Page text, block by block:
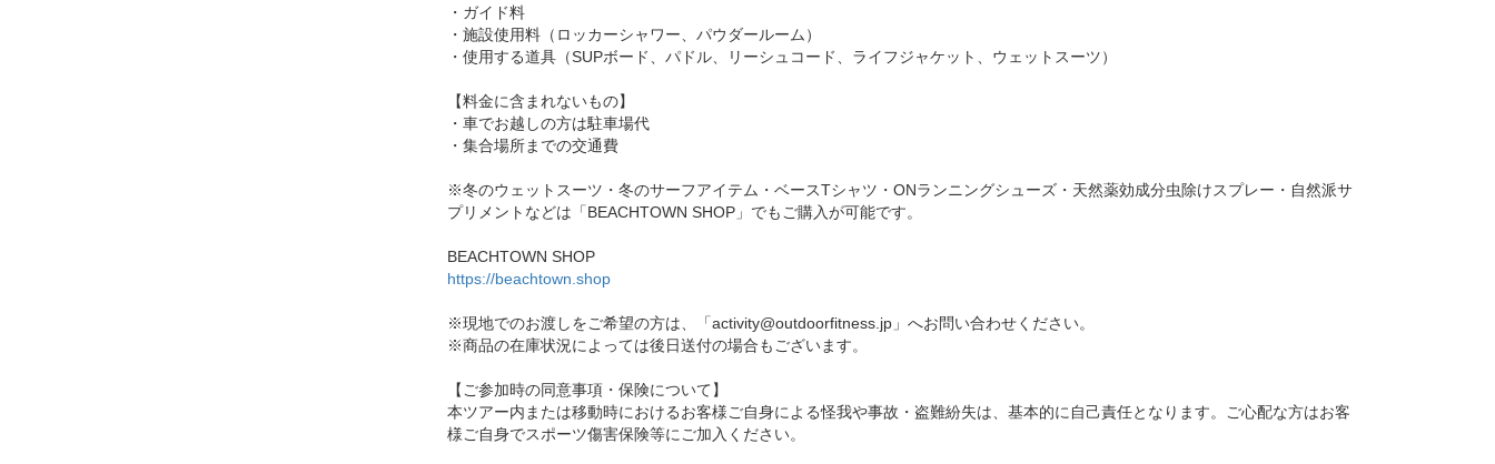
・ガイド料
・施設使用料（ロッカーシャワー、パウダールーム）
・使用する道具（SUPボード、パドル、リーシュコード、ライフジャケット、ウェットスーツ）
【料金に含まれないもの】
・車でお越しの方は駐車場代
・集合場所までの交通費
※冬のウェットスーツ・冬のサーフアイテム・ベースTシャツ・ONランニングシューズ・天然薬効成分虫除けスプレー・自然派サ
プリメントなどは「BEACHTOWN SHOP」でもご購入が可能です。
BEACHTOWN SHOP
https://beachtown.shop
※現地でのお渡しをご希望の方は、「activity@outdoorfitness.jp」へお問い合わせください。
※商品の在庫状況によっては後日送付の場合もございます。
【ご参加時の同意事項・保険について】
本ツアー内または移動時におけるお客様ご自身による怪我や事故・盗難紛失は、基本的に自己責任となります。ご心配な方はお客
様ご自身でスポーツ傷害保険等にご加入ください。